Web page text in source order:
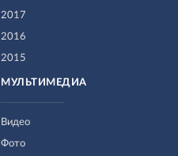
2017
2016
2015
МУЛЬТИМЕДИА
Видео
Фото